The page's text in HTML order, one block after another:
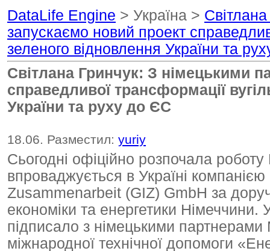
DataLife Engine > Україна >
запускаємо новий проект
зеленого відновлення України та
Світлана Гринчук: З німецькими
справедливої трансформації
України та руху до ЄС
18.06. Разместил: yuriy
Сьогодні офіційно розпочала
впроваджується в Україні
Zusammenarbeit (GIZ) GmbH за
економіки та енергетики Німеччини.
підписало з німецькими
міжнародної технічної допомоги